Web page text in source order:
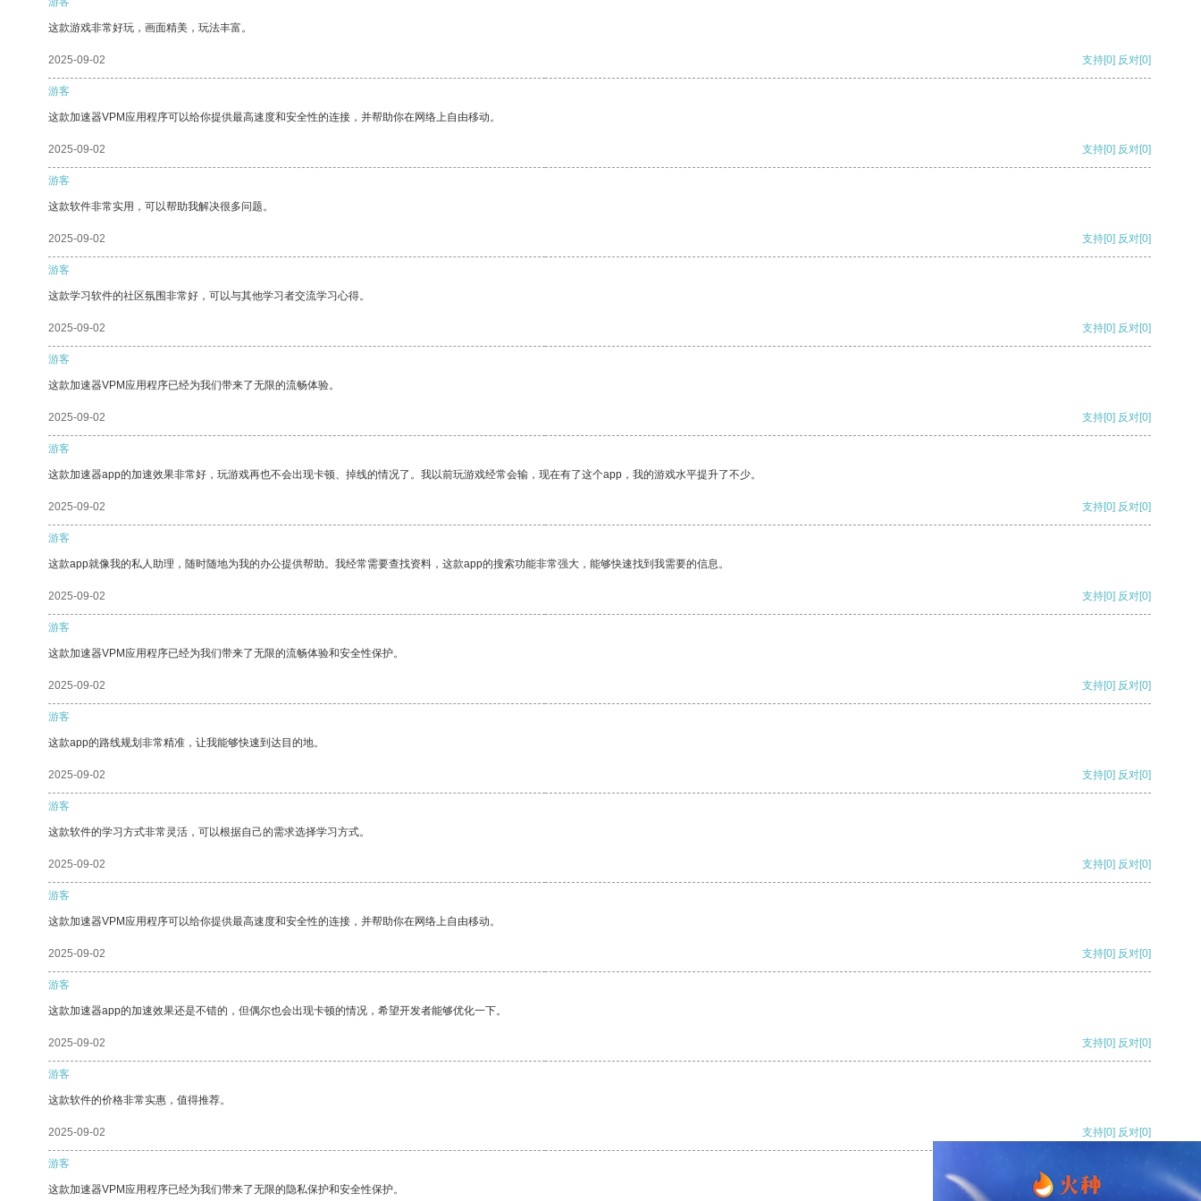
这款游戏非常好玩，画面精美，玩法丰富。
2025-09-02 支持[0] 反对[0]
游客
这款加速器VPM应用程序可以给你提供最高速度和安全性的连接，并帮助你在网络上自由移动。
2025-09-02 支持[0] 反对[0]
游客
这款软件非常实用，可以帮助我解决很多问题。
2025-09-02 支持[0] 反对[0]
游客
这款学习软件的社区氛围非常好，可以与其他学习者交流学习心得。
2025-09-02 支持[0] 反对[0]
游客
这款加速器VPM应用程序已经为我们带来了无限的流畅体验。
2025-09-02 支持[0] 反对[0]
游客
这款加速器app的加速效果非常好，玩游戏再也不会出现卡顿、掉线的情况了。我以前玩游戏经常会输，现在有了这个app，我的游戏水平提升了不少。
2025-09-02 支持[0] 反对[0]
游客
这款app就像我的私人助理，随时随地为我的办公提供帮助。我经常需要查找资料，这款app的搜索功能非常强大，能够快速找到我需要的信息。
2025-09-02 支持[0] 反对[0]
游客
这款加速器VPM应用程序已经为我们带来了无限的流畅体验和安全性保护。
2025-09-02 支持[0] 反对[0]
游客
这款app的路线规划非常精准，让我能够快速到达目的地。
2025-09-02 支持[0] 反对[0]
游客
这款软件的学习方式非常灵活，可以根据自己的需求选择学习方式。
2025-09-02 支持[0] 反对[0]
游客
这款加速器VPM应用程序可以给你提供最高速度和安全性的连接，并帮助你在网络上自由移动。
2025-09-02 支持[0] 反对[0]
游客
这款加速器app的加速效果还是不错的，但偶尔也会出现卡顿的情况，希望开发者能够优化一下。
2025-09-02 支持[0] 反对[0]
游客
这款软件的价格非常实惠，值得推荐。
2025-09-02 支持[0] 反对[0]
游客
这款加速器VPM应用程序已经为我们带来了无限的隐私保护和安全性保护。